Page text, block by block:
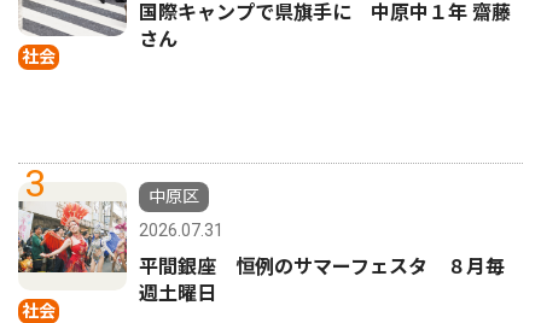
社会
国際キャンプで県旗手に 中原中１年 齋藤
さん
3
社会
中原区
2026.07.31
平間銀座 恒例のサマーフェスタ ８月毎
週土曜日